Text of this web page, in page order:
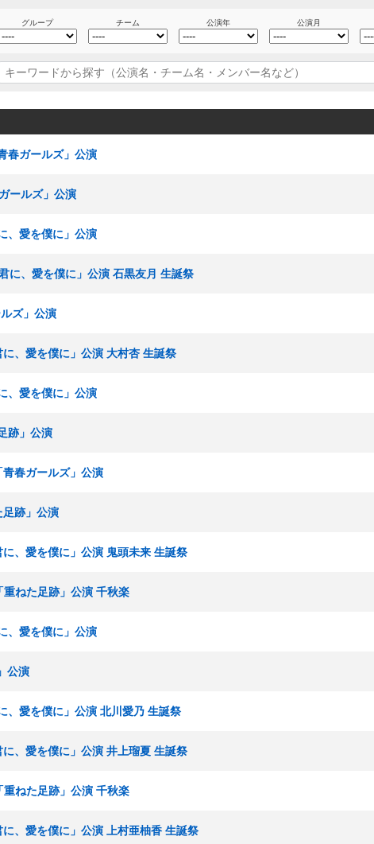
グループ チーム 公演年 公演月
春ガールズ」公演
ールズ」公演
、愛を僕に」公演
に、愛を僕に」公演 石黒友月 生誕祭
ズ」公演
、愛を僕に」公演 大村杏 生誕祭
、愛を僕に」公演
跡」公演
春ガールズ」公演
跡」公演
、愛を僕に」公演 鬼頭未来 生誕祭
ねた足跡」公演 千秋楽
、愛を僕に」公演
公演
、愛を僕に」公演 北川愛乃 生誕祭
、愛を僕に」公演 井上瑠夏 生誕祭
ねた足跡」公演 千秋楽
、愛を僕に」公演 上村亜柚香 生誕祭